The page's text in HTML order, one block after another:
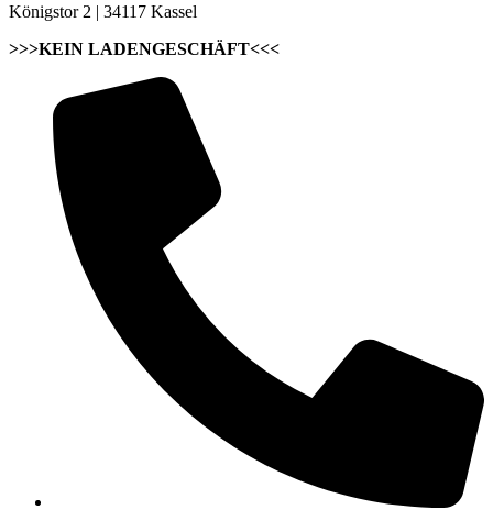
Königstor 2 | 34117 Kassel
>>>KEIN LADENGESCHÄFT<<<